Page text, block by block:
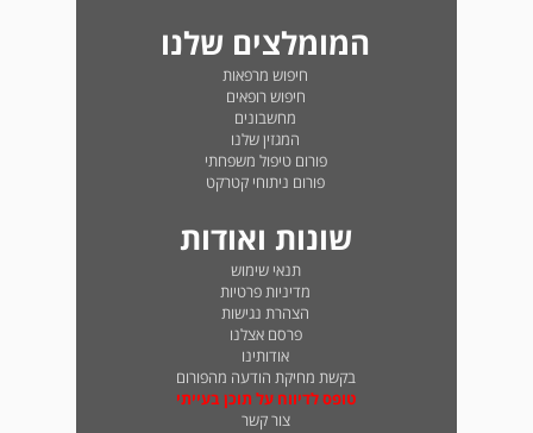
המומלצים שלנו
חיפוש מרפאות
חיפוש רופאים
מחשבונים
המגזין שלנו
פורום טיפול משפחתי
פורום ניתוחי קטרקט
שונות ואודות
תנאי שימוש
מדיניות פרטיות
הצהרת נגישות
פרסם אצלנו
אודותינו
בקשת מחיקת הודעה מהפורום
טופס לדיווח על תוכן בעייתי
צור קשר